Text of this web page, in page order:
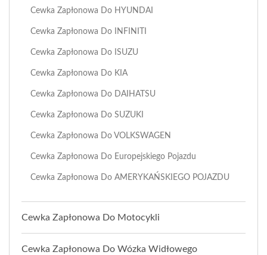
Cewka Zapłonowa Do HYUNDAI
Cewka Zapłonowa Do INFINITI
Cewka Zapłonowa Do ISUZU
Cewka Zapłonowa Do KIA
Cewka Zapłonowa Do DAIHATSU
Cewka Zapłonowa Do SUZUKI
Cewka Zapłonowa Do VOLKSWAGEN
Cewka Zapłonowa Do Europejskiego Pojazdu
Cewka Zapłonowa Do AMERYKAŃSKIEGO POJAZDU
Cewka Zapłonowa Do Motocykli
Cewka Zapłonowa Do Wózka Widłowego